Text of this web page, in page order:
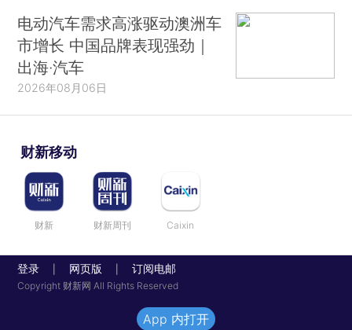
电动汽车需求高涨驱动澳洲车
市增长 中国品牌表现强劲｜
出海·汽车
2026年08月06日
财新移动
财新 财新周刊 Caixin
登录 网页版 订阅电邮
Copyright 财新网 All Rights Reserved
App 内打开